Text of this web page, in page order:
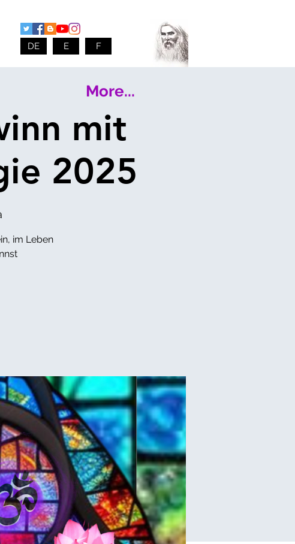
DE E F
mit
2025
im Leben
More...